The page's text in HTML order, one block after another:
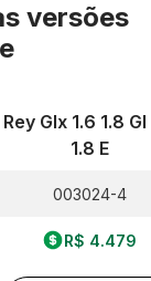
versões
Rey Glx 1.6 1.8 Gl
1.8 E
003024-4
R$ 4.479